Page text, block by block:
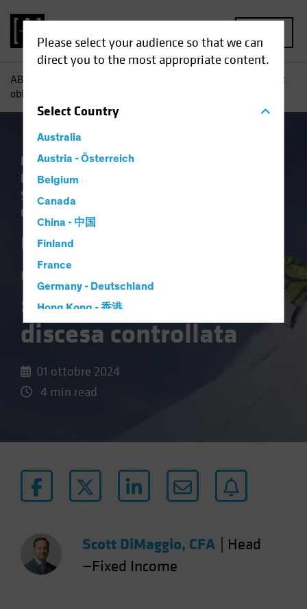
Please select your audience so that we can
direct you to the most appropriate content.
SelectCountry
Australia
Austria - Österreich
Belgium
Canada
China - 中国
Finland
France
Germany - Deutschland
Hong Kong - 香港
Hungary
Italy - Italia
Japan - 日本
New Zealand
Norway
Poland
Portugal
AB
Outlook
obbligazionario: strategie per una discesa controllata
Economia Falling Rates
Politiche e regolamentazione
Systematic
Obbligazionari
Outlook
obbligazionario:
strategie per una
discesa controllata
01 ottobre 2024
4 min read
Scott DiMaggio, CFA
Head
—Fixed Income